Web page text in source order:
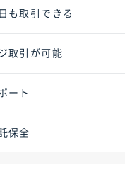
も取引できる
取引が可能
ート
保全